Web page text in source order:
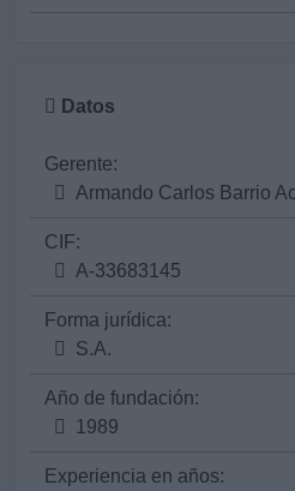
Datos
Gerente:
Armando Carlos Barrio
CIF:
A-33683145
Forma jurídica:
S.A.
Año de fundación:
1989
Experiencia en años: